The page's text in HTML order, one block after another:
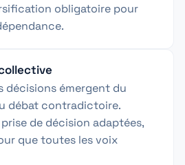
obligatoire pour
décisions émergent du
débat contradictoire.
de décision adaptées,
que toutes les voix